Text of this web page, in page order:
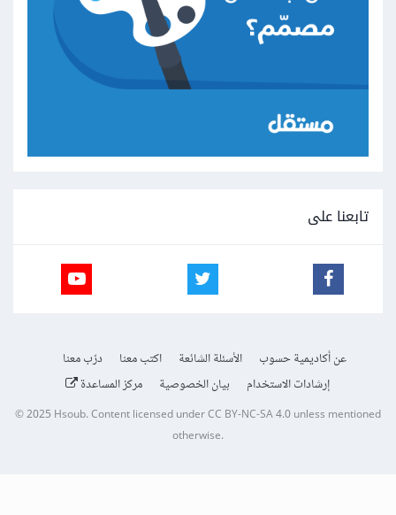
تابعنا على
عن أكاديمية حسوب الأسئلة الشائعة اكتب معنا
درّب معنا
إرشادات الاستخدام
بيان الخصوصية مركز المساعدة
© 2025 Hsoub.Content licensed underCC BY-NC-SA 4.0unless mentioned
otherwise.